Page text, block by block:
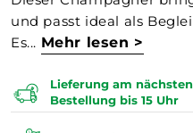
und passt ideal als
Es... Mehr lesen >
Lieferung am
Bestellung bis 15 Uhr